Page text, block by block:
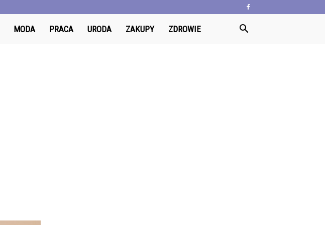
MODA PRACA URODA ZAKUPY ZDROWIE